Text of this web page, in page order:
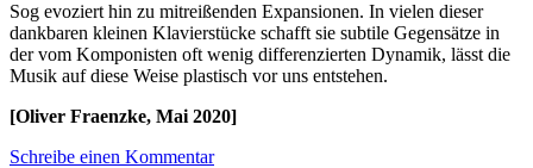
Sog evoziert hin zu mitreißenden Expansionen. In vielen dieser
dankbaren kleinen Klavierstücke schafft sie subtile Gegensätze in
der vom Komponisten oft wenig differenzierten Dynamik, lässt die
Musik auf diese Weise plastisch vor uns entstehen.
[Oliver Fraenzke, Mai 2020]
Schreibe einen Kommentar